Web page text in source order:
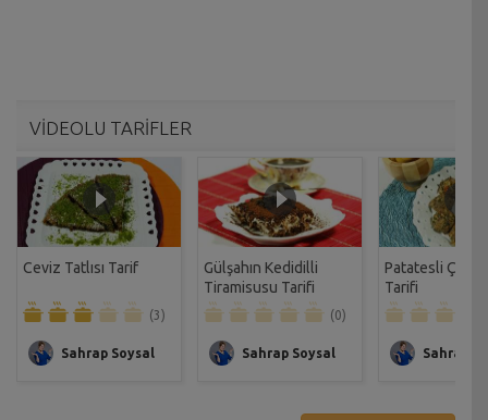
VİDEOLU TARİFLER
Ceviz Tatlısı Tarif
(3)
Sahrap Soysal
Gülşahın Kedidilli
Tiramisusu Tarifi
(0)
Sahrap Soysal
Patatesli Çıtır
Tarifi
Sahrap